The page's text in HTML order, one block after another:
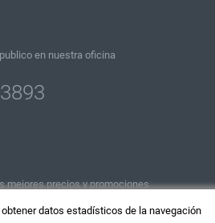
datos estadísticos de la navegación
en nuestra oficina
mejores precios y promociones